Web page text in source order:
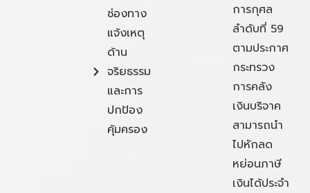
ช่องทาง
แจ้งเหตุ
ด้าน
จริยธรรม
และการ
ปกป้อง
คุ้มครอง
การกุศล
ลำดับที่ 59
ตามประกาศ
กระทรวง
การคลัง
เงินบริจาค
สามารถนำ
ไปหักลด
หย่อนภาษี
เงินได้ประจำ